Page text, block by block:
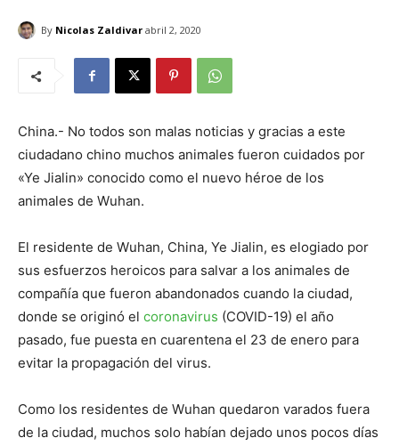
By Nicolas Zaldivar abril 2, 2020
China.- No todos son malas noticias y gracias a este
ciudadano chino muchos animales fueron cuidados por
«Ye Jialin» conocido como el nuevo héroe de los
animales de Wuhan.
El residente de Wuhan, China, Ye Jialin, es elogiado por
sus esfuerzos heroicos para salvar a los animales de
compañía que fueron abandonados cuando la ciudad,
donde se originó el coronavirus (COVID-19) el año
pasado, fue puesta en cuarentena el 23 de enero para
evitar la propagación del virus.
Como los residentes de Wuhan quedaron varados fuera
de la ciudad, muchos solo habían dejado unos pocos días